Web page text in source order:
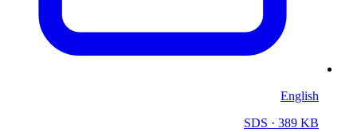
English
SDS · 389 KB